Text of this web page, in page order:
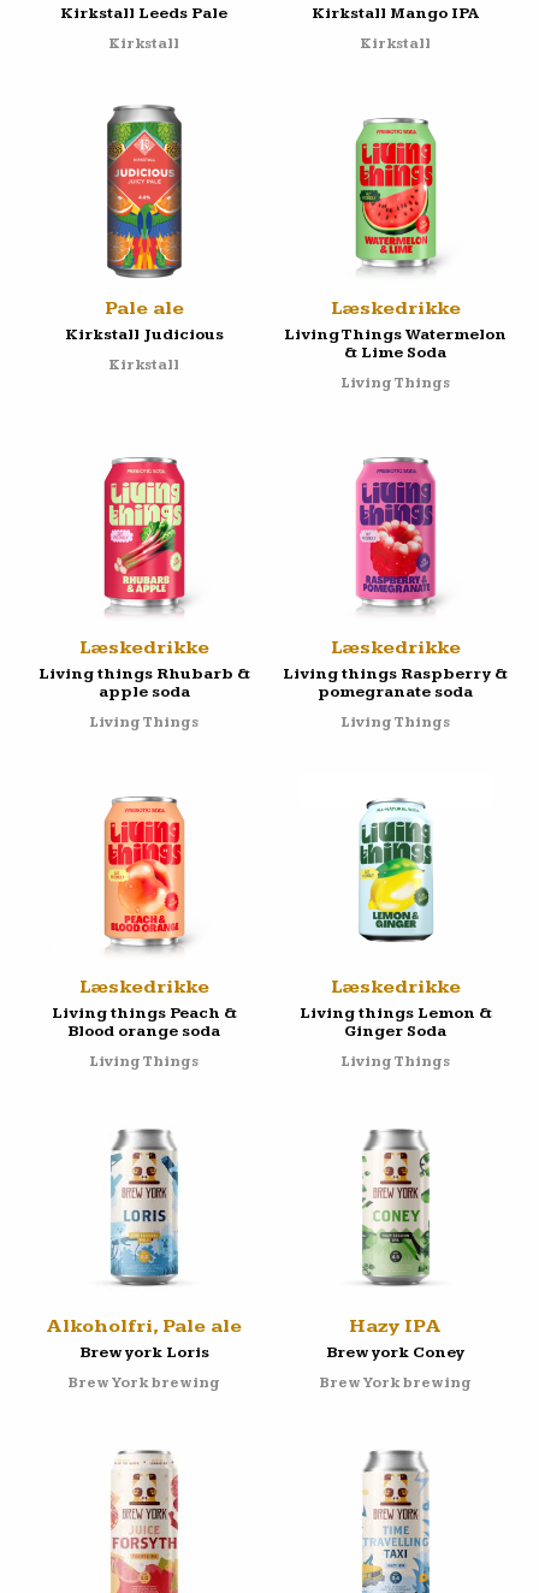
Kirkstall Leeds Pale
Kirkstall
Kirkstall Mango IPA
Kirkstall
Pale ale
Kirkstall Judicious
Kirkstall
Læskedrikke
Living Things Watermelon
& Lime Soda
Living Things
Læskedrikke
Living things Rhubarb &
apple soda
Living Things
Læskedrikke
Living things Raspberry &
pomegranate soda
Living Things
Læskedrikke
Living things Peach &
Blood orange soda
Living Things
Læskedrikke
Living things Lemon &
Ginger Soda
Living Things
Alkoholfri, Pale ale
Brew york Loris
Brew York brewing
Hazy IPA
Brew york Coney
Brew York brewing